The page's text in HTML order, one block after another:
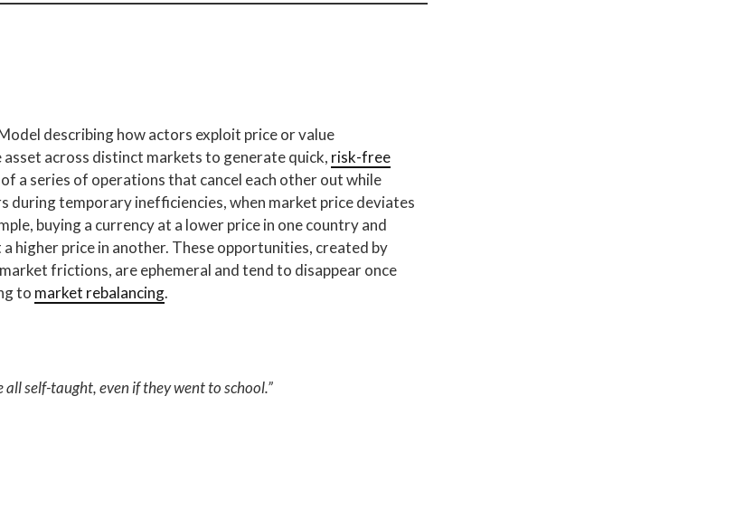
describing how actors exploit price or value
asset across distinct markets to generate quick, risk-free
a series of operations that cancel each other out while
during temporary inefficiencies, when market price deviates
buying a currency at a lower price in one country and
higher price in another. These opportunities, created by
frictions, are ephemeral and tend to disappear once
to market rebalancing.
all self-taught, even if they went to school.”